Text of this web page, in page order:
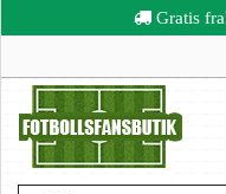
Gratis